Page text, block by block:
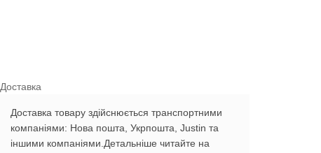
Доставка
Доставка товару здійснюється транспортними
компаніями: Нова пошта, Укрпошта, Justin та
іншими компаніями.Детальніше читайте на